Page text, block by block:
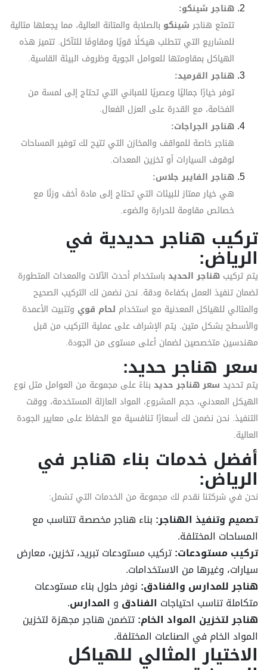
هناجر شينكو:
تتمتع هناجرشينكو بالصلابة والمتانة العالية، مما يجعلها مثالية
للمشاريع التي تتطلب هيكلًا قويًا ومقاومًا للتآكل. تتميز هذه
الهياكل بمقاومتها للعوامل الجوية وظروف البيئة القاسية.
هناجر القرميد:
توفر خيارًا جماليًا وعصريًا للمباني التي تحتاج إلى لمسة من
الفخامة، مع القدرة على العزل الفعال.
هناجر الجراجات:
هناجر خاصة للمواقف والمخازن التي تتيح لك توفير المساحات
لوقوف السيارات أو تخزين المعدات.
هناجر الفايبر جلاس:
هي خيار ممتاز للبيئات التي تحتاج إلى مادة أخف وزنًا مع
خصائص مقاومة للحرارة والضوء.
تركيب هناجر حديدية في
الرياض:
يتم تركيب هناجر الحديد باستخدام أحدث الآلات والمعدات المتطورة
لضمان تنفيذ العمل بكفاءة ودقة. نحن نضمن لك التركيب الصحيح
والمثالي للهياكل المعدنية مع استخدام لحام قوي وتثبيت الأعمدة
والأسطح بشكل متين. يتم الإشراف على عملية التركيب من قبل
مهندسين متخصصين لضمان أعلى مستوى من الجودة.
سعر هناجر حديد:
يتم تحديد سعر هناجر حديد بناءً على مجموعة من العوامل مثل نوع
الهيكل المعدني، حجم المشروع، المواد العازلة المستخدمة، ووقت
التنفيذ. نحن نضمن لك أسعارًا تنافسية مع الحفاظ على معايير الجودة
العالية.
أفضل خدمات بناء هناجر في
الرياض:
نحن في شركتنا نقدم لك مجموعة من الخدمات التي تشمل:
تصميم وتنفيذ الهناجر: بناء هناجر مخصصة تتناسب مع
المساحات المختلفة.
تركيب مستودعات:تركيب مستودعات تبريد، تخزين، معارض
سيارات، وغيرها من الاستخدامات.
هناجر للمدارس والفنادق: نوفر حلول بناء مستودعات
متكاملة تناسب احتياجات الفنادق و المدارس.
هناجر لتخزين المواد الخام:تتضمن هناجر مجهزة لتخزين
المواد الخام في الصناعات المختلفة.
الاختيار المثالي للهياكل